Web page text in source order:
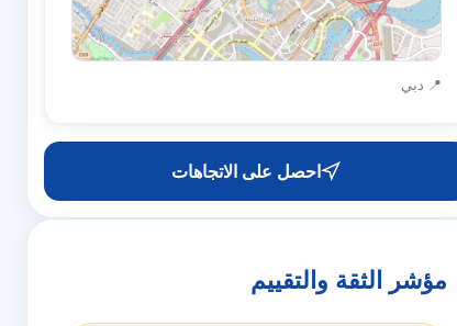
📍 دبي
احصل على الاتجاهات
مؤشر الثقة والتقييم